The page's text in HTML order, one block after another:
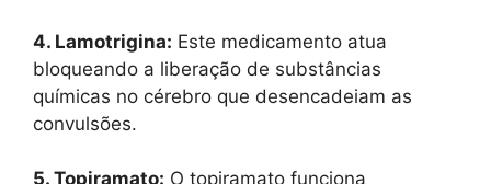
4. Lamotrigina: Este medicamento atua
bloqueando a liberação de substâncias
químicas no cérebro que desencadeiam as
convulsões.
5. Topiramato: O topiramato funciona